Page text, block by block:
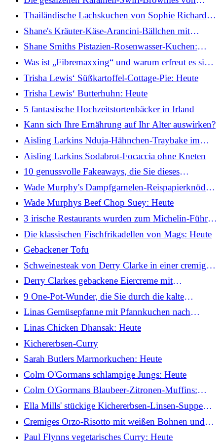
Sophie Richards
Thailändische Lachskuchen von Sophie Richards
mit Regenbogen-Crunch-Salat
Shane's Kräuter-Käse-Arancini-Bällchen mit
Marinara-Sauce: Heute
Shane Smiths Pistazien-Rosenwasser-Kuchen:
Heute
Was ist „Fibremaxxing“ und warum erfreut es sich
so großer Beliebtheit?
Trisha Lewis‘ Süßkartoffel-Cottage-Pie: Heute
Trisha Lewis‘ Butterhuhn: Heute
5 fantastische Hochzeitstortenbäcker in Irland
Kann sich Ihre Ernährung auf Ihr Alter auswirken?
Aisling Larkins Nduja-Hähnchen-Traybake im
mediterranen Stil mit Knoblauch-Aioli
Aisling Larkins Sodabrot-Focaccia ohne Kneten
10 genussvolle Fakeaways, die Sie dieses
Wochenende inspirieren werden
Wade Murphy's Dampfgarnelen-Reispapierknödel:
Heute
Wade Murphys Beef Chop Suey: Heute
3 irische Restaurants wurden zum Michelin-Führer
hinzugefügt
Die klassischen Fischfrikadellen von Mags: Heute
Gebackener Tofu
Schweinesteak von Derry Clarke in einer cremigen
Pilz-Senf-Sauce mit sautiertem Knoblauchspinat
Derry Clarkes gebackene Eiercreme mit
Muskatnuss und pochierten Pflaumen: Heute
9 One-Pot-Wunder, die Sie durch die kalte
Jahreszeit bringen
Linas Gemüsepfanne mit Pfannkuchen nach
nepalesischer Art: Heute
Linas Chicken Dhansak: Heute
Kichererbsen-Curry
Sarah Butlers Marmorkuchen: Heute
Colm O'Gormans schlampige Jungs: Heute
Colm O'Gormans Blaubeer-Zitronen-Muffins:
Heute
Ella Mills' stückige Kichererbsen-Linsen-Suppe
mit Tahini und Tomaten
Cremiges Orzo-Risotto mit weißen Bohnen und
Pilzen von Ella Mills
Paul Flynns vegetarisches Curry: Heute